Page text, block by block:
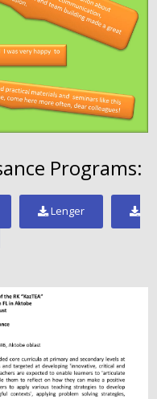
Programs:
Lenger